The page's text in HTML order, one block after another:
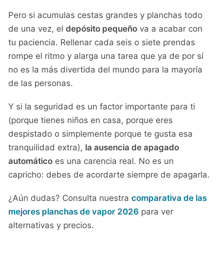
Pero si acumulas cestas grandes y planchas todo
de una vez, el depósito pequeño va a acabar con
tu paciencia. Rellenar cada seis o siete prendas
rompe el ritmo y alarga una tarea que ya de por sí
no es la más divertida del mundo para la mayoría
de las personas.
Y si la seguridad es un factor importante para ti
(porque tienes niños en casa, porque eres
despistado o simplemente porque te gusta esa
tranquilidad extra), la ausencia de apagado
automático es una carencia real. No es un
capricho: debes de acordarte siempre de apagarla.
¿Aún dudas? Consulta nuestra comparativa de las
mejores planchas de vapor 2026 para ver
alternativas y precios.